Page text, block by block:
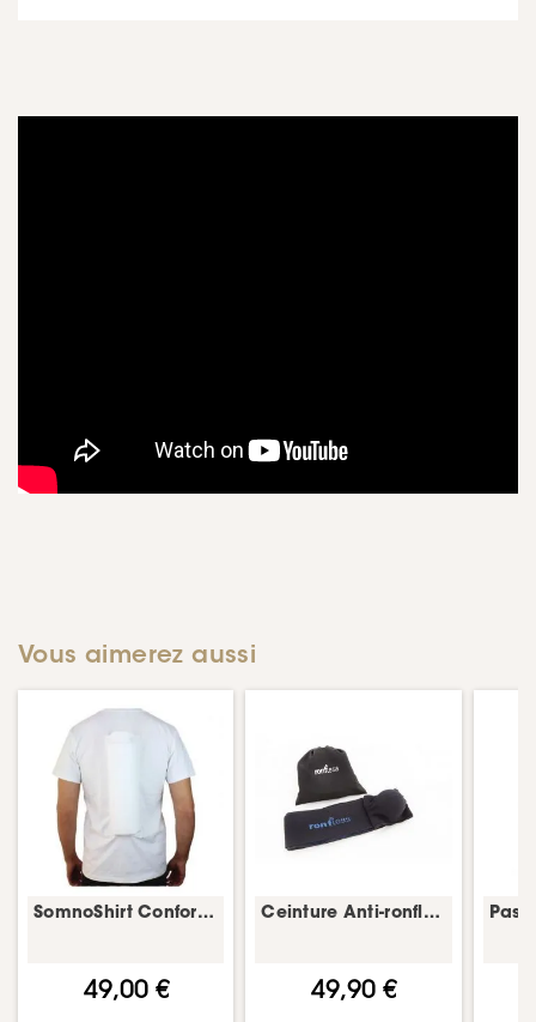
Vous aimerez aussi
SomnoShirt Confort avec coussin d'air – thérapie positionnelle anti-ronflement
49,00 €
Ceinture Anti-ronflement Ronfless – ceinture anti-ronflement
49,90 €